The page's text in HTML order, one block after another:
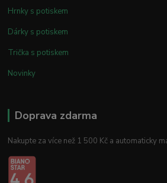
Hrnky s potiskem
Dárky s potiskem
Trička s potiskem
Novinky
Doprava zdarma
Nakupte za více než 1 500 Kč a automaticky